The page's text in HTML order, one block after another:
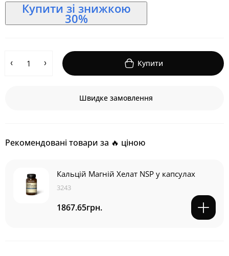
Купити зі знижкою
30%
Купити
Швидке замовлення
Рекомендовані товари за 🔥 ціною
Кальцій Магній Хелат NSP у капсулах
3243
1867.65грн.